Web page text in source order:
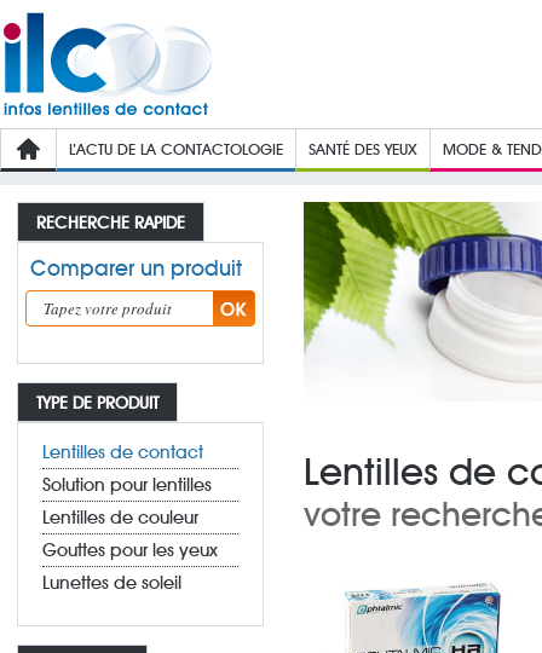
L’ACTU DE LA CONTACTOLOGIE SANTÉ DES YEUX MODE &
RECHERCHE RAPIDE
Comparer un produit
TYPE DE PRODUIT
Lentilles de contact
Solution pour lentilles
Lentilles de couleur
Gouttes pour les yeux
Lunettes de soleil
Lentilles de
votre